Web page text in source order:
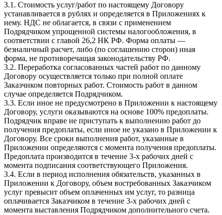
3.1. Стоимость услуг/работ по настоящему Договору
устанавливается в рублях и определяется в Приложениях к
нему. НДС не облагается, в связи с применением
Подрядчиком упрощенной системы налогообложения, в
соответствии с главой 26,2 НК РФ. Форма оплаты —
безналичный расчет, либо (по соглашению сторон) иная
форма, не противоречащая законодательству РФ.
3.2. Переработка согласованных частей работ по данному
Договору осуществляется только при полной оплате
Заказчиком повторных работ. Стоимость работ в данном
случае определяется Подрядчиком.
3.3. Если иное не предусмотрено в Приложении к настоящему
Договору, услуги оказываются на основе 100% предоплаты.
Подрядчик вправе не приступать к выполнению работ до
получения предоплаты, если иное не указано в Приложении к
Договору. Все сроки выполнения работ, указанные в
Приложении определяются с момента получения предоплаты.
Предоплата производится в течение 3-х рабочих дней с
момента подписания соответствующего Приложения.
3.4. Если в период исполнения обязательств, указанных в
Приложении к Договору, объем востребованных Заказчиком
услуг превысит объем оплаченных им услуг, то разница
оплачивается Заказчиком в течение 3-х рабочих дней с
момента выставления Подрядчиком дополнительного счета.